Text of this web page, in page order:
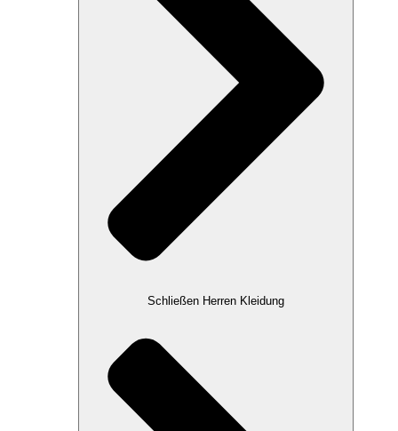
Schließen Herren Kleidung